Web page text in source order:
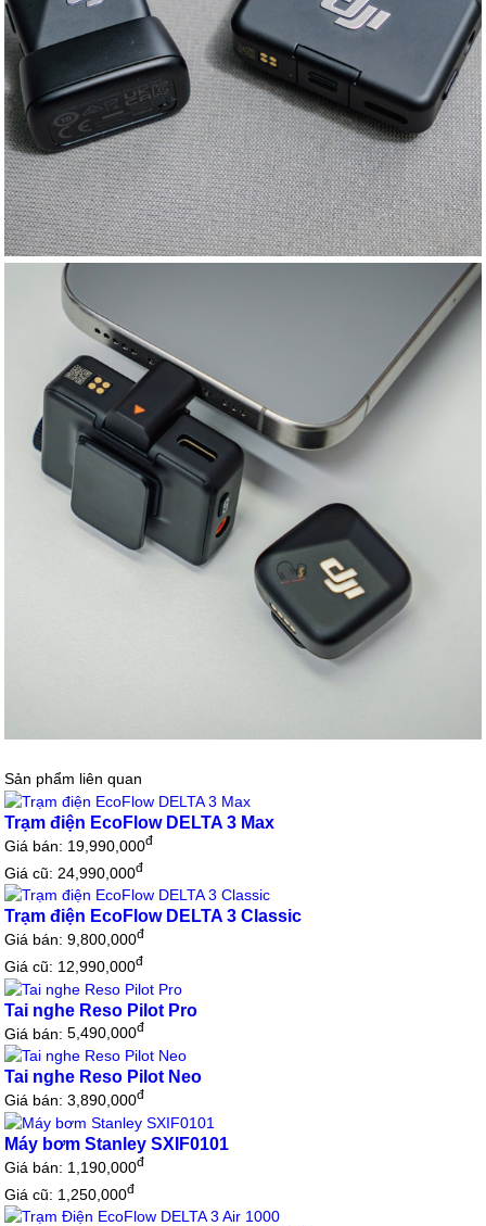
Sản phẩm liên quan
Trạm điện EcoFlow DELTA 3 Max
Giá bán: 19,990,000đ
Giá cũ: 24,990,000đ
Trạm điện EcoFlow DELTA 3 Classic
Giá bán:9,800,000đ
Giá cũ: 12,990,000đ
Tai nghe Reso Pilot Pro
Giá bán:5,490,000đ
Tai nghe Reso Pilot Neo
Giá bán:3,890,000đ
Máy bơm Stanley SXIF0101
Giá bán: 1,190,000đ
Giá cũ: 1,250,000đ